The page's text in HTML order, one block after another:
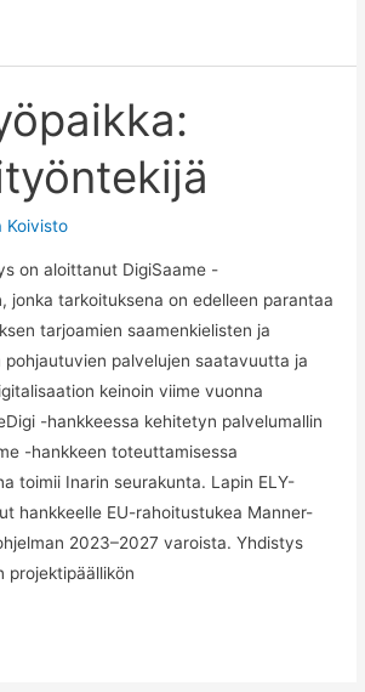
Koivisto
on aloittanut DigiSaame -
jonka tarkoituksena on edelleen parantaa
tarjoamien saamenkielisten ja
pohjautuvien palvelujen saatavuutta ja
keinoin viime vuonna
-hankkeessa kehitetyn palvelumallin
-hankkeen toteuttamisessa
toimii Inarin seurakunta. Lapin ELY-
hankkeelle EU-rahoitustukea Manner-
2023–2027 varoista. Yhdistys
projektipäällikön